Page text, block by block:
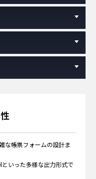
な帳票フォームの設計ま
いった多様な出力形式で